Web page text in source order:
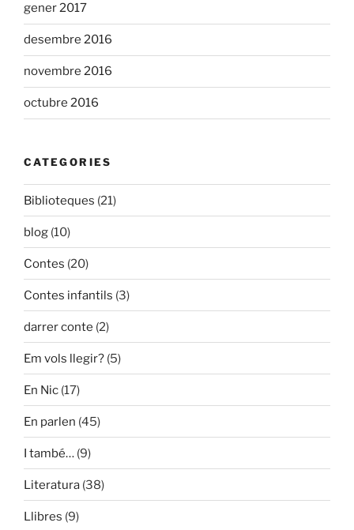
gener 2017
desembre 2016
novembre 2016
octubre 2016
CATEGORIES
Biblioteques (21)
blog (10)
Contes (20)
Contes infantils (3)
darrer conte (2)
Em vols llegir? (5)
En Nic (17)
En parlen (45)
I també… (9)
Literatura (38)
Llibres (9)